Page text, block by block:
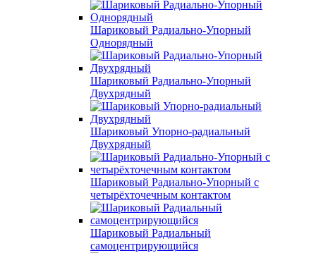
Шариковый Радиально-Упорный
Однорядный
Шариковый Радиально-Упорный
Двухрядный
Шариковый Упорно-радиальный
Двухрядный
Шариковый Радиально-Упорный с
четырёхточечным контактом
Шариковый Радиальный
самоцентрирующийся